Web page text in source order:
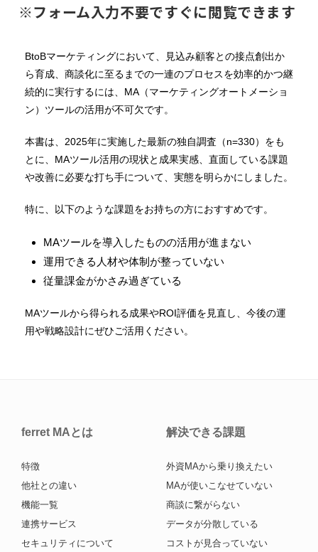
※フォーム入力不要ですぐに閲覧できます
BtoBマーケティングにおいて、見込み顧客との接点創出か
ら育成、商談化に至るまでの一連のプロセスを効率的かつ継
続的に実行するには、MA（マーケティングオートメーショ
ン）ツールの活用が不可欠です。
本書は、2025年に実施した最新の独自調査（n=330）をも
とに、MAツール活用の現状と成果実感、直面している課題
や改善に必要な打ち手について、実態を明らかにしました。
特に、以下のような課題をお持ちの方におすすめです。
MAツールを導入したものの活用が進まない
運用できる人材や体制が整っていない
従量課金がかさみ過ぎている
MAツールから得られる成果やROI評価を見直し、今後の運
用や戦略設計にぜひご活用ください。
ferret MAとは
特徴
他社との違い
機能一覧
連携サービス
セキュリティについて
解決できる課題
外資MAから乗り換えたい
MAが使いこなせていない
商談に繋がらない
データが分散している
コストが見合っていない